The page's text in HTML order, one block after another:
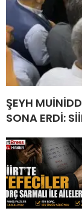
ŞEYH
SONA ERDİ: